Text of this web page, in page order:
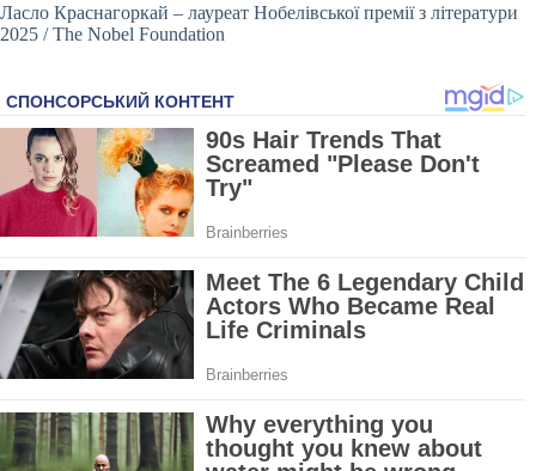
Ласло Краснагоркай – лауреат Нобелівської премії з літератури
2025 / The Nobel Foundation